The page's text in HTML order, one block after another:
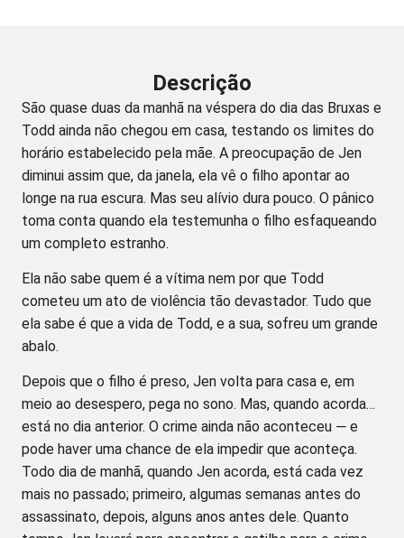
Descrição
São quase duas da manhã na véspera do dia das Bruxas e
Todd ainda não chegou em casa, testando os limites do
horário estabelecido pela mãe. A preocupação de Jen
diminui assim que, da janela, ela vê o filho apontar ao
longe na rua escura. Mas seu alívio dura pouco. O pânico
toma conta quando ela testemunha o filho esfaqueando
um completo estranho.
Ela não sabe quem é a vítima nem por que Todd
cometeu um ato de violência tão devastador. Tudo que
ela sabe é que a vida de Todd, e a sua, sofreu um grande
abalo.
Depois que o filho é preso, Jen volta para casa e, em
meio ao desespero, pega no sono. Mas, quando acorda…
está no dia anterior. O crime ainda não aconteceu ― e
pode haver uma chance de ela impedir que aconteça.
Todo dia de manhã, quando Jen acorda, está cada vez
mais no passado; primeiro, algumas semanas antes do
assassinato, depois, alguns anos antes dele. Quanto